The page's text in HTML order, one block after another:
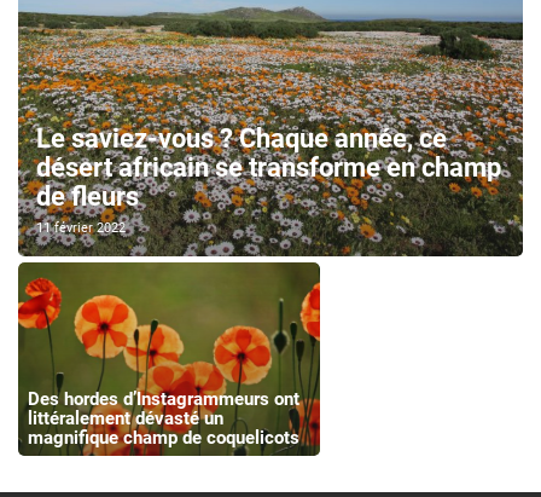
Le saviez-vous ? Chaque année, ce
désert africain se transforme en champ
de fleurs
11 février 2022
Des hordes d’Instagrammeurs ont
littéralement dévasté un
magnifique champ de coquelicots